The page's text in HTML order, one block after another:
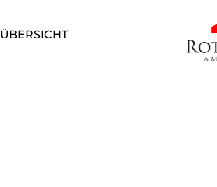
ÜBERSICHT